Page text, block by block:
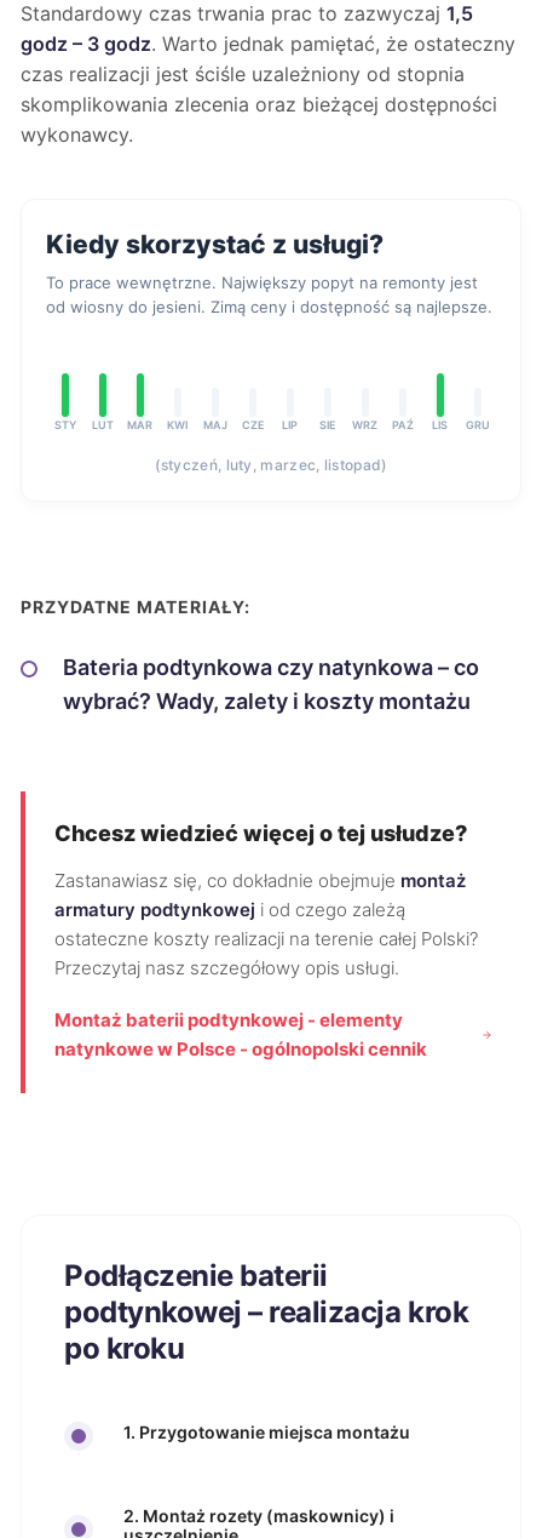
Standardowy czas trwania prac to zazwyczaj 1,5
godz – 3 godz. Warto jednak pamiętać, że ostateczny
czas realizacji jest ściśle uzależniony od stopnia
skomplikowania zlecenia oraz bieżącej dostępności
wykonawcy.
Kiedy skorzystać z usługi?
To prace wewnętrzne. Największy popyt na remonty jest
od wiosny do jesieni. Zimą ceny i dostępność są najlepsze.
STY LUT MAR KWI MAJ CZE LIP SIE WRZ PAŹ LIS GRU
(styczeń, luty, marzec, listopad)
PRZYDATNE MATERIAŁY:
Bateria podtynkowa czy natynkowa – co
wybrać? Wady, zalety i koszty montażu
Chcesz wiedzieć więcej o tej usłudze?
Zastanawiasz się, co dokładnie obejmuje montaż
armatury podtynkowej i od czego zależą
ostateczne koszty realizacji na terenie całej Polski?
Przeczytaj nasz szczegółowy opis usługi.
Montaż baterii podtynkowej - elementy
natynkowe w Polsce - ogólnopolski cennik
Podłączenie baterii
podtynkowej – realizacja krok
po kroku
1. Przygotowanie miejsca montażu
2. Montaż rozety (maskownicy) i